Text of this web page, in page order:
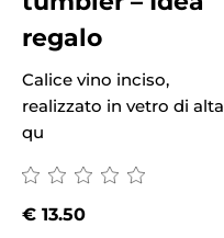
regalo
Calice vino inciso,
realizzato in vetro di alta
qu
€13.50